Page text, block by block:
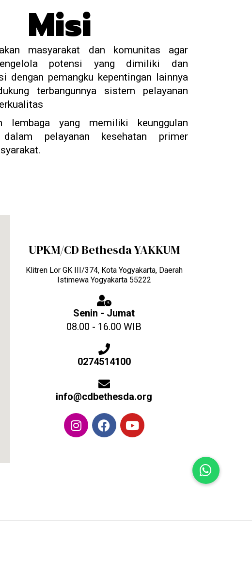
Misi
masyarakat dan komunitas agar
potensi yang dimiliki dan
dengan pemangku kepentingan lainnya
terbangunnya sistem pelayanan
lembaga yang memiliki keunggulan
pelayanan kesehatan primer
UPKM/CD Bethesda YAKKUM
Klitren Lor GK III/374, Kota Yogyakarta, Daerah
Istimewa Yogyakarta 55222
Senin - Jumat
08.00 - 16.00 WIB
0274514100
info@cdbethesda.org